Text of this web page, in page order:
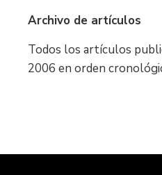
Archivo de artículos
Todos los artículos
2006 en orden